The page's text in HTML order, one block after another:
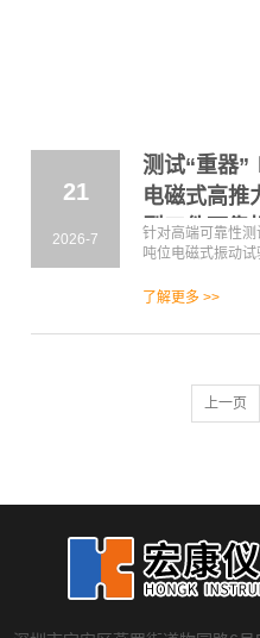
21
2026-7
测试“重器
电磁式高推
型工件可靠
针对高端可靠性
吨位电磁式振动
试场景打造，一站
了解更多 >>
上一页